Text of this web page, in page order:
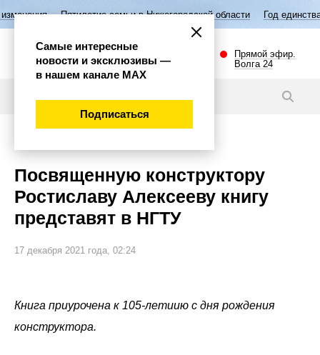
семьи в Нижегородской области Год единства народов
Прямой эфир.
Волга 24
Посвященную конструктору
Ростиславу Алексееву книгу
представят в НГТУ
17 декабря 2021 года, 02:24
Книга приурочена к 105-летиию с дня рождения
конструктора.
Самые интересные
новости и эксклюзивы —
в нашем канале МАХ
Подписаться